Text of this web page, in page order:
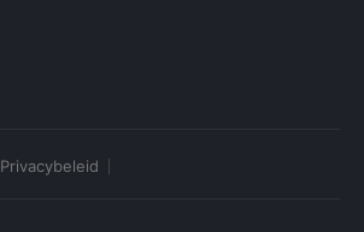
Privacybeleid